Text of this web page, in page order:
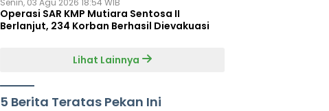
Senin, 03 Agu 2026 18:54 WIB
Operasi SAR KMP Mutiara Sentosa II
Berlanjut, 234 Korban Berhasil Dievakuasi
Lihat Lainnya
5 Berita Teratas Pekan Ini